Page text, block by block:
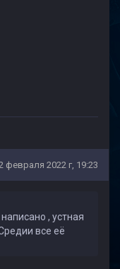
февраля 2022 г, 19:23
, устная
все её